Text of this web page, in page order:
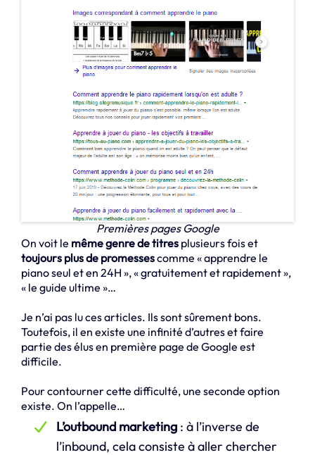
Premières pages Google
On voit le même genre de titres plusieurs fois et
toujours plus de promessescomme « apprendre le
piano seul et en 24H », « gratuitement et rapidement »,
« le guide ultime »…
Je n’ai pas lu ces articles. Ils sont sûrement bons.
Toutefois, il en existe une infinité d’autres et faire
partie des élus en première page de Google est
difficile.
Pour contourner cette difficulté, une seconde option
existe. On l’appelle…
L’outbound marketing : à l’inverse de
l’inbound, cela consiste à aller chercher